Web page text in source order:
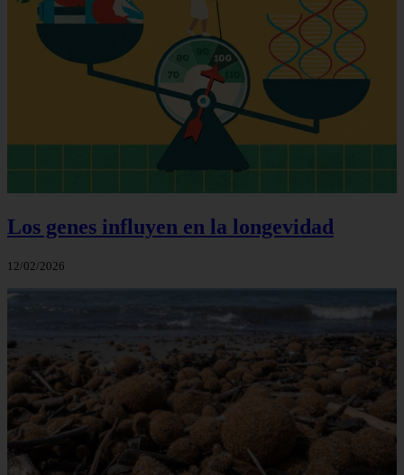
Los genes influyen en la longevidad
12/02/2026